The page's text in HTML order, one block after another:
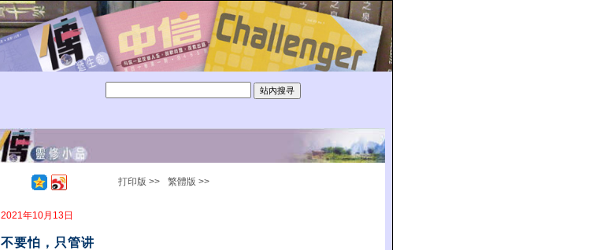
打印版 >> 繁體版 >>
2021年10月13日
不要怕，只管讲